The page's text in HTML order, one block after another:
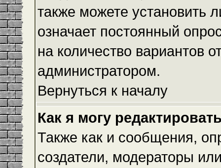
также можете установить
означает постоянный
на количество вариантов
администратором.
Вернуться к началу
Как я могу
Также как и сообщения,
создатели, модераторы